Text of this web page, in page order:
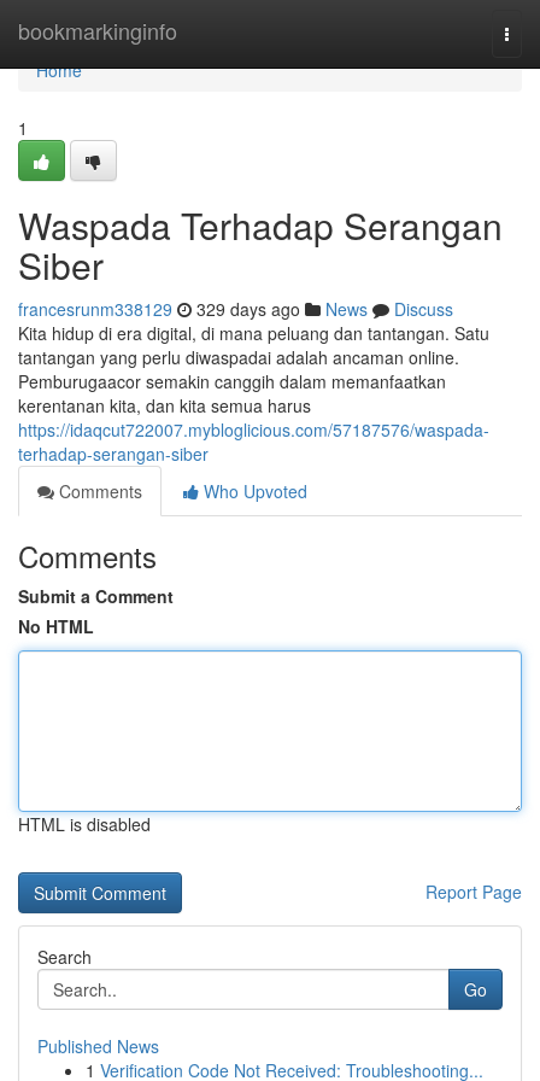
bookmarkinginfo
Home
Home
1
Waspada Terhadap Serangan
Siber
francesrunm338129 329 days ago News
Discuss
Kita hidup di era digital, di mana peluang dan tantangan. Satu
tantangan yang perlu diwaspadai adalah ancaman online.
Pemburugaacor semakin canggih dalam memanfaatkan
kerentanan kita, dan kita semua harus
https://idaqcut722007.mybloglicious.com/57187576/waspada-
terhadap-serangan-siber
Comments
Who Upvoted
Comments
Submit a Comment
No HTML
HTML is disabled
Report Page
Search
Go
Published News
1 Verification Code Not Received: Troubleshooting...